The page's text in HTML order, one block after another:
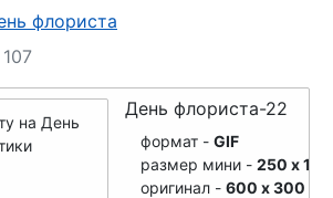
День
дальнобой
щика
День
железнодор
а
День
кабельщика
флориста
День флориста-22
формат - GIF
размер мини - 250 x 125
оригинал - 600 x 300